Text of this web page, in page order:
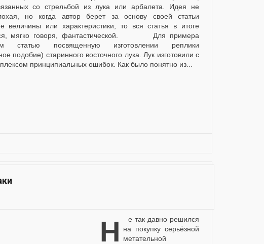
со стрельбой из лука или арбалета. Идея не
но когда автор берет за основу своей статьи
величины или характеристики, то вся статья в итоге
мягко говоря, фантастической. Для примера
статью посвященную изготовлении реплики
подобие) старинного восточного лука. Лук изготовили с
принципиальных ошибок. Как было понятно из...
давно решился
на покупку серьёзной
метательной